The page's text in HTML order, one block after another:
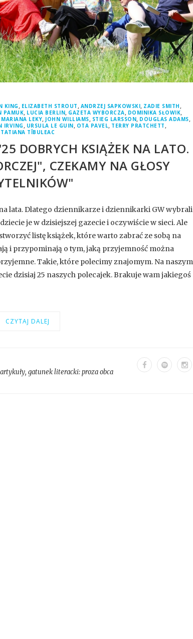
KING , ELIZABETH STROUT , ANDRZEJ SAPKOWSKI, ZADIE SMITH ,
PAMUK, LUCIA BERLIN, GAZETA WYBORCZA, DOMINIKA SŁOWIK,
MARIANA LEKY, JOHN WILLIAMS, STIEG LARSSON, DOUGLAS ADAMS,
IRVING , URSULA LE GUIN, OTA PAVEL, TERRY PRATCHETT ,
TATIANA TÎBULEAC
DOBRYCH KSIĄŻEK NA LATO.
CZEKAMY NA GŁOSY
lata. Dlatego dziennikarze i dziennikarki GW wybrali
je w dzisiejszej gazecie i oczywiście w sieci. Ale
listę książek, które warto zabrać ze sobą na
i przypominają o tym, jaką przyjemność można
Takie, które polecimy znajomym. Na naszym
dzisiaj 25 naszych polecajek. Brakuje wam jakiegoś
CZYTAJ DALEJ
artykuły, gatunek literacki:proza obca